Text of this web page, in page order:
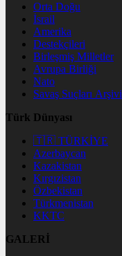
Orta Doğu
İsrail
Amerika
Destekçileri
Birleşmiş Milletler
Avrupa Birliği
Nato
Savaş Suçları Arşivi
Türk Dünyası
🇹🇷 TÜRKİYE
Azerbaycan
Kazakistan
Kırgızistan
Özbekistan
Türkmenistan
KKTC
GALERİ